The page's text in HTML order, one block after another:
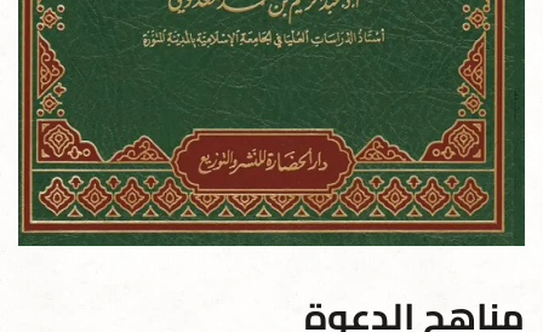
مناهج الدعوة